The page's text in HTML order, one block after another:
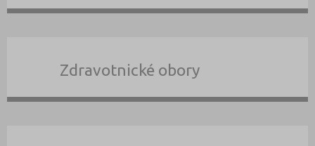
Zdravotnické obory